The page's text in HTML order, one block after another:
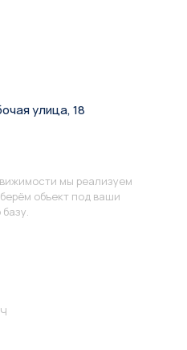
улица, 18
мы реализуем
объект под ваши